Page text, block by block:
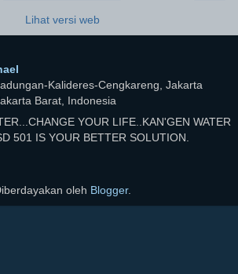
Lihat versi web
Kalideres-Cengkareng, Jakarta
Barat, Indonesia
YOUR LIFE..KAN'GEN WATER
501 IS YOUR BETTER SOLUTION.
oleh Blogger.